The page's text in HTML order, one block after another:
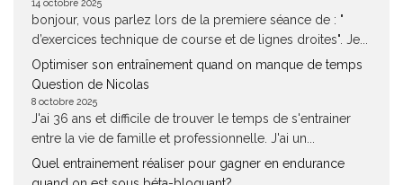
14 octobre 2025
bonjour, vous parlez lors de la premiere séance de : "
d’exercices technique de course et de lignes droites". Je...
Optimiser son entraînement quand on manque de temps
Question de Nicolas
8 octobre 2025
J'ai 36 ans et difficile de trouver le temps de s'entrainer
entre la vie de famille et professionnelle. J'ai un...
Quel entrainement réaliser pour gagner en endurance